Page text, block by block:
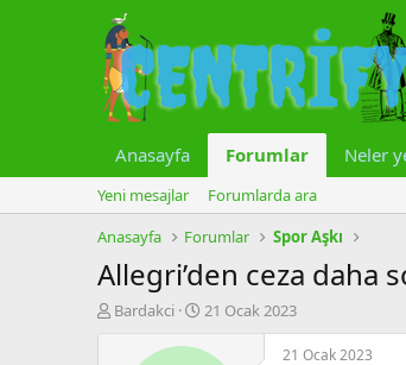
Anasayfa Forumlar Neler
Yeni mesajlar
Forumlarda ara
Anasayfa
Forumlar Spor Aşkı
Allegri’den ceza daha
K
Bardakci
B
ş
21 Ocak 2023
21 Ocak 2023